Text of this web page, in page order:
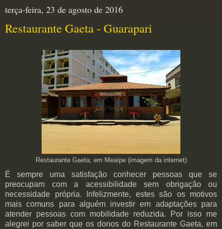
terça-feira, 23 de agosto de 2016
Restaurante Gaeta - Guarapari
Restaurante Gaeta, em Meaípe (imagem da internet)
É sempre uma satisfação conhecer pessoas que se
preocupam com a acessibilidade sem obrigação ou
necessidade própria. Infelizmente, estes são os motivos
mais comuns para alguém investir em adaptações para
atender pessoas com mobilidade reduzida. Por isso me
alegrei por saber que os donos do Restaurante Gaeta, em